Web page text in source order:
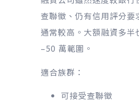
查聯徵、仍有信用評分要
通常較高。大額融資多半
–50 萬範圍。
適合族群：
可接受查聯徵